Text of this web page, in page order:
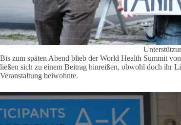
Bis zum späten Abend blieb der World Health Summit
ließen sich zu einem Beitrag hinreißen, obwohl doch ihr
Veranstaltung beiwohnte.